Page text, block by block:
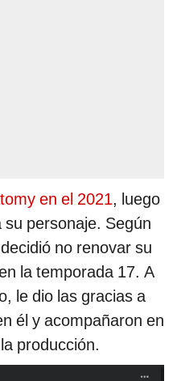
en el 2021, luego
personaje. Según
no renovar su
la temporada 17. A
le dio las gracias a
él y acompañaron en
producción.